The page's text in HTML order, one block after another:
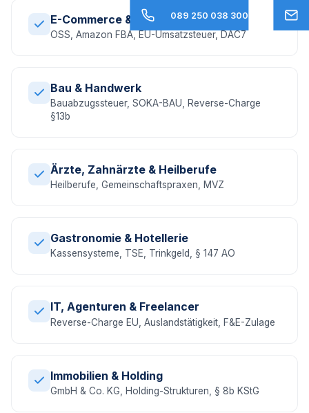
E-Commerce & Online-Handel
OSS, Amazon FBA, EU-Umsatzsteuer, DAC7
Bau & Handwerk
Bauabzugssteuer, SOKA-BAU, Reverse-Charge
§13b
Ärzte, Zahnärzte & Heilberufe
Heilberufe, Gemeinschaftspraxen, MVZ
Gastronomie & Hotellerie
Kassensysteme, TSE, Trinkgeld, § 147 AO
IT, Agenturen & Freelancer
Reverse-Charge EU, Auslandstätigkeit, F&E-Zulage
Immobilien & Holding
GmbH & Co. KG, Holding-Strukturen, § 8b KStG
089 250 038 300